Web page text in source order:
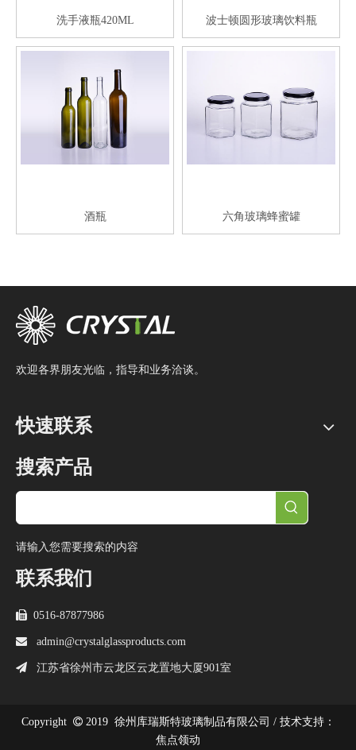
洗手液瓶420ML 波士顿圆形玻璃饮料瓶
酒瓶 六角玻璃蜂蜜罐
欢迎各界朋友光临，指导和业务洽谈。
快速联系
搜索产品
请输入您需要搜索的内容
联系我们
 0516-87877986
 admin@crystalglassproducts.com
 江苏省徐州市云龙区云龙置地大厦901室
Copyright  2019 徐州库瑞斯特玻璃制品有限公司 / 技术支持：
焦点领动